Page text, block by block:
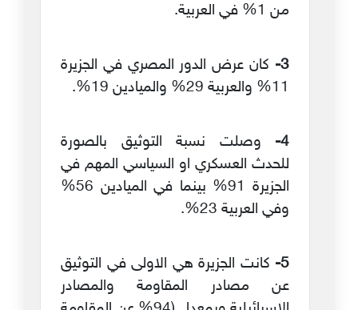
من 1% في العربية.
3-
كان عرض الدور المصري في الجزيرة
11% والعربية 29% والميادين 19%.
4-
وصلت نسبة التوثيق بالصورة
للحدث العسكري او السياسي المهم في
الجزيرة 91% بينما في الميادين 56%
وفي العربية 23%.
5-
كانت الجزيرة هي الاولى في التوثيق
عن مصادر المقاومة والمصادر